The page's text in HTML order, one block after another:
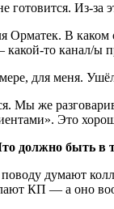
готовится. Из-
Орматек. В
то канал/ы
для меня.
Мы же
Это
должно быть в
думают
КП — а оно